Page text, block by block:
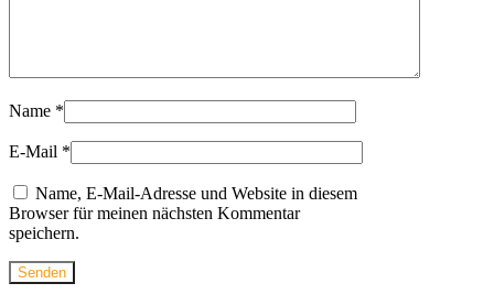
Name *
E-Mail *
Name, E-Mail-Adresse und Website in diesem
Browser für meinen nächsten Kommentar
speichern.